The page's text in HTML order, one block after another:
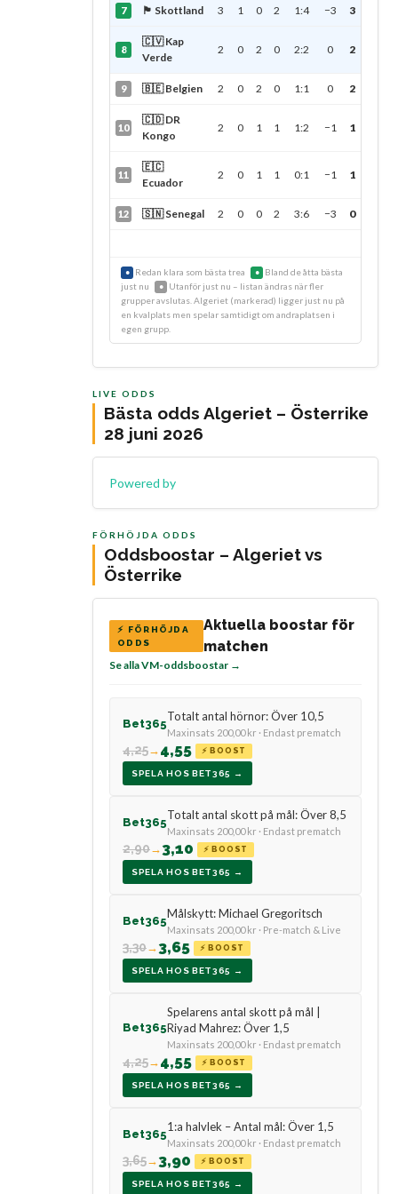
7 🏴󠁧󠁢󠁳󠁣󠁴󠁿 Skottland 3 1 0 2 1:4 −3 3
8
🇨🇻 Kap
Verde
2 0 2 0 2:2 0 2
9 🇧🇪 Belgien 2 0 2 0 1:1 0 2
10
🇨🇩 DR
Kongo
2 0 1 1 1:2 −1 1
11
🇪🇨
Ecuador
2 0 1 1 0:1 −1 1
12 🇸🇳 Senegal 2 0 0 2 3:6 −3 0
● Redan klara som bästa trea ●
Bland de åtta bästa
just nu
●
Utanför just nu – listan ändras när fler
grupper avslutas. Algeriet (markerad) ligger just nu på
en kvalplats men spelar samtidigt om andraplatsen i
egen grupp.
LIVE ODDS
Bästa odds Algeriet – Österrike
28 juni 2026
Powered by
FÖRHÖJDA ODDS
Oddsboostar – Algeriet vs
Österrike
⚡ FÖRHÖJDA
ODDS
Aktuella boostar för
matchen
Se alla VM-oddsboostar →
Bet365
Totalt antal hörnor: Över 10,5
Maxinsats 200,00 kr · Endast prematch
4,25→4,55 ⚡ BOOST
SPELA HOS BET365 →
Bet365
Totalt antal skott på mål: Över 8,5
Maxinsats 200,00 kr · Endast prematch
2,90→3,10 ⚡ BOOST
SPELA HOS BET365 →
Bet365
Målskytt: Michael Gregoritsch
Maxinsats 200,00 kr · Pre-match & Live
3,30→3,65 ⚡ BOOST
SPELA HOS BET365 →
Bet365
Spelarens antal skott på mål |
Riyad Mahrez: Över 1,5
Maxinsats 200,00 kr · Endast prematch
4,25→4,55 ⚡ BOOST
SPELA HOS BET365 →
Bet365
1:a halvlek – Antal mål: Över 1,5
Maxinsats 200,00 kr · Endast prematch
3,65→3,90 ⚡ BOOST
SPELA HOS BET365 →